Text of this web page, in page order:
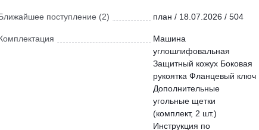
поступление (2) план / 18.07.2026 / 504
Машина
углошлифовальная
Защитный кожух Боковая
рукоятка Фланцевый ключ
Дополнительные
угольные щетки
(комплект, 2 шт.)
Инструкция по